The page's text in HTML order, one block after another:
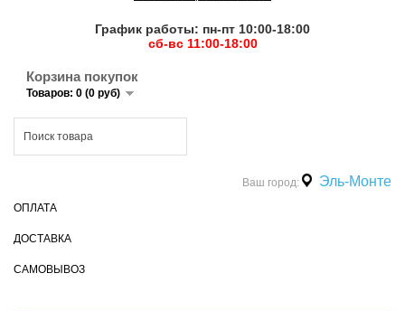
График работы: пн-пт 10:00-18:00
сб-вс 11:00-18:00
Корзина покупок
Товаров: 0 (0 руб)
Ваш город: Эль-Монте
ОПЛАТА
ДОСТАВКА
САМОВЫВОЗ